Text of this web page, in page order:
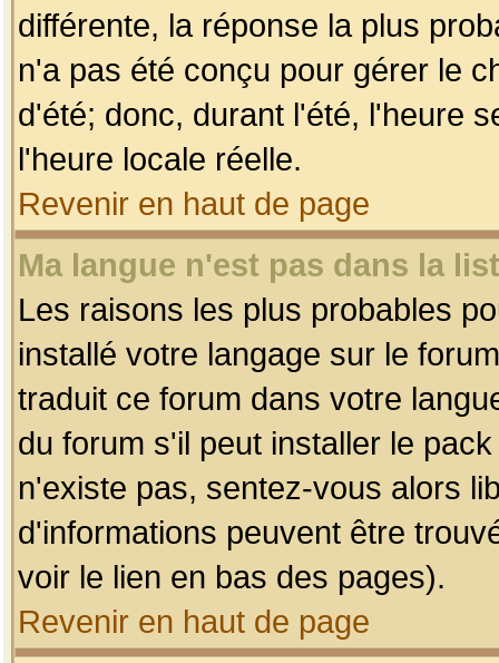
différente, la réponse la plus
n'a pas été conçu pour gérer le
d'été; donc, durant l'été, l'heure
l'heure locale réelle.
Revenir en haut de page
Ma langue n'est pas dans la
Les raisons les plus probables
installé votre langage sur le
traduit ce forum dans votre
du forum s'il peut installer le
n'existe pas, sentez-vous alors
d'informations peuvent être
voir le lien en bas des pages).
Revenir en haut de page